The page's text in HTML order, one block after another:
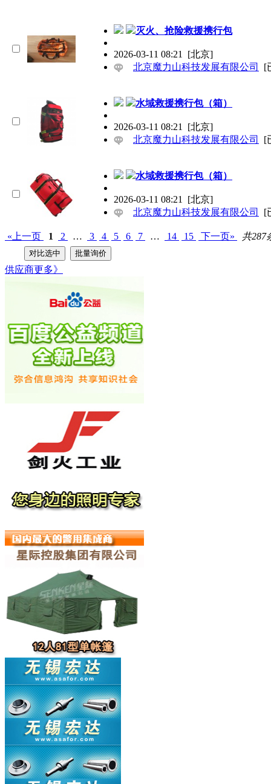
灭火、抢险救援携行包
2026-03-11 08:21 [北京]
北京魔力山科技发展有限公司
[
水域救援携行包（箱）
2026-03-11 08:21 [北京]
北京魔力山科技发展有限公司
[
水域救援携行包（箱）
2026-03-11 08:21 [北京]
北京魔力山科技发展有限公司
[
«上一页 1 2 … 3 4 5 6 7 … 14 15 下一页» 共287
供应商更多》